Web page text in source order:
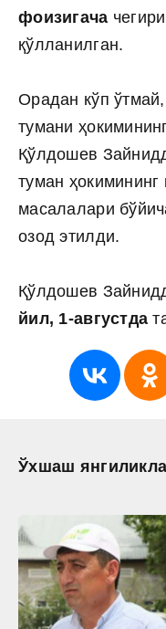
фоизигача
қўлланилган.
Орадан кўп
тумани
Қўлдошев
туман
масалалари
озод этилди.
Қўлдошев
йил, 1-августда
Ўхшаш